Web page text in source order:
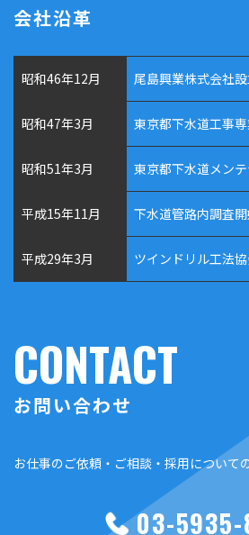
会社沿革
昭和46年12月 尾島興業株式会社
昭和47年3月 東京都下水道工事
昭和51年3月 東京都下水道メン
平成15年11月 下水道管路内調査
平成29年3月 ツインドリル工法
お問い合わせ
CONTACT
お仕事のご依頼・ご相談・採用について
03-5935-